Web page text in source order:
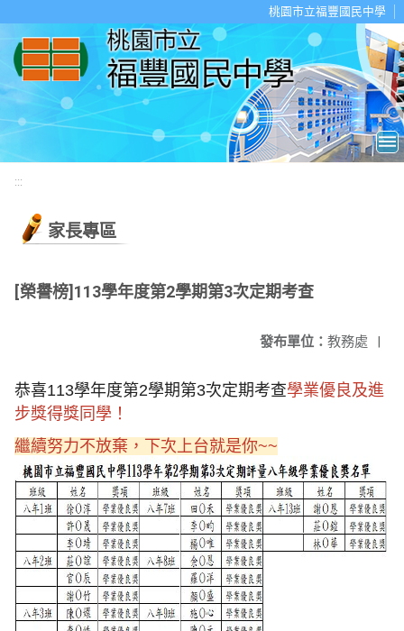
桃園市立福豐國民中學
:::
家長專區
[榮譽榜]113學年度第2學期第3次定期考查
發布單位： 教務處 |
恭喜113學年度第2學期第3次定期考查學業優良及進
步獎得獎同學！
繼續努力不放棄，下次上台就是你~~